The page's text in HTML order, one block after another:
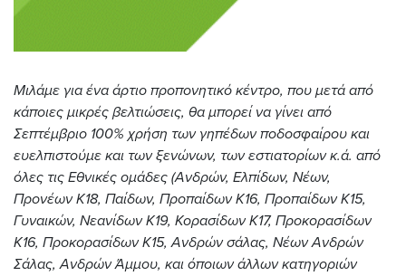
Μιλάμε για ένα άρτιο προπονητικό κέντρο, που μετά από
κάποιες μικρές βελτιώσεις, θα μπορεί να γίνει από
Σεπτέμβριο 100% χρήση των γηπέδων ποδοσφαίρου και
ευελπιστούμε και των ξενώνων, των εστιατορίων κ.ά. από
όλες τις Εθνικές ομάδες (Ανδρών, Ελπίδων, Νέων,
Προνέων Κ18, Παίδων, Προπαίδων Κ16, Προπαίδων Κ15,
Γυναικών, Νεανίδων Κ19, Κορασίδων Κ17, Προκορασίδων
Κ16, Προκορασίδων Κ15, Ανδρών σάλας, Νέων Ανδρών
Σάλας, Ανδρών Άμμου, και όποιων άλλων κατηγοριών